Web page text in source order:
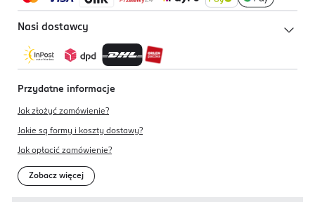
Nasi dostawcy
Przydatne informacje
Jak złożyć zamówienie?
Jakie są formy i koszty dostawy?
Jak opłacić zamówienie?
Zobacz więcej